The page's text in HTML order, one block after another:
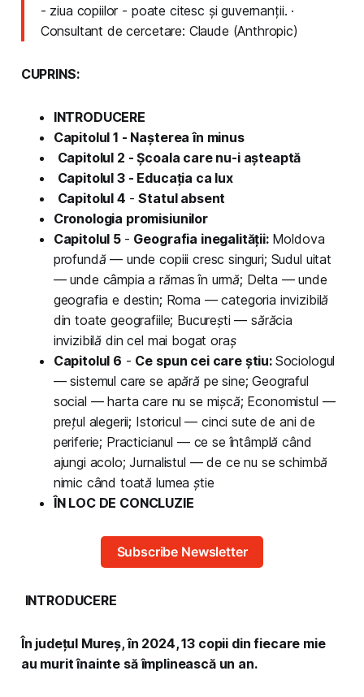
- ziua copiilor - poate citesc și guvernanții. ·
Consultant de cercetare: Claude (Anthropic)
CUPRINS:
INTRODUCERE
Capitolul 1 - Nașterea în minus
Capitolul 2 - Școala care nu-i așteaptă
Capitolul 3 - Educația ca lux
Capitolul 4 -Statul absent
Cronologia promisiunilor
Capitolul 5 - Geografia inegalității: Moldova
profundă — unde copiii cresc singuri; Sudul uitat
— unde câmpia a rămas în urmă; Delta — unde
geografia e destin; Roma — categoria invizibilă
din toate geografiile; București — sărăcia
invizibilă din cel mai bogat oraș
Capitolul 6 - Ce spun cei care știu: Sociologul
— sistemul care se apără pe sine; Geograful
social — harta care nu se mișcă; Economistul —
prețul alegerii; Istoricul — cinci sute de ani de
periferie; Practicianul — ce se întâmplă când
ajungi acolo; Jurnalistul — de ce nu se schimbă
nimic când toată lumea știe
ÎN LOC DE CONCLUZIE
Subscribe Newsletter
INTRODUCERE
În județul Mureș, în 2024, 13 copii din fiecare mie
au murit înainte să împlinească un an.